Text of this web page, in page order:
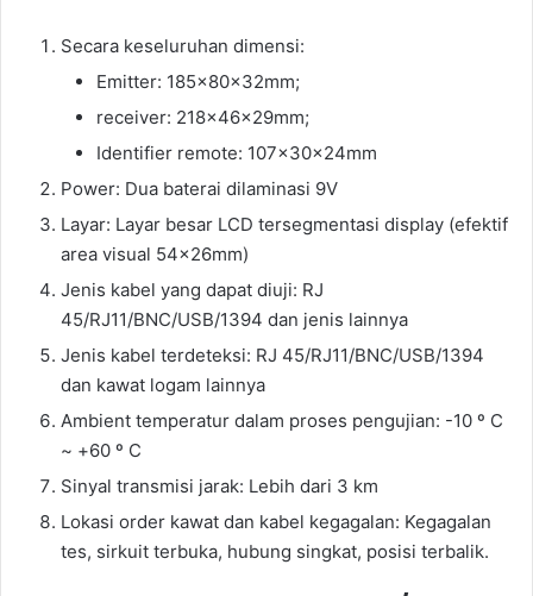
Secara keseluruhan dimensi:
Emitter: 185x80x32mm;
receiver: 218x46x29mm;
Identifier remote: 107x30x24mm
Power: Dua baterai dilaminasi 9V
Layar: Layar besar LCD tersegmentasi display (efektif
area visual 54x26mm)
Jenis kabel yang dapat diuji: RJ
45/RJ11/BNC/USB/1394 dan jenis lainnya
Jenis kabel terdeteksi: RJ 45/RJ11/BNC/USB/1394
dan kawat logam lainnya
Ambient temperatur dalam proses pengujian: -10 º C
~ +60 º C
Sinyal transmisi jarak: Lebih dari 3 km
Lokasi order kawat dan kabel kegagalan: Kegagalan
tes, sirkuit terbuka, hubung singkat, posisi terbalik.